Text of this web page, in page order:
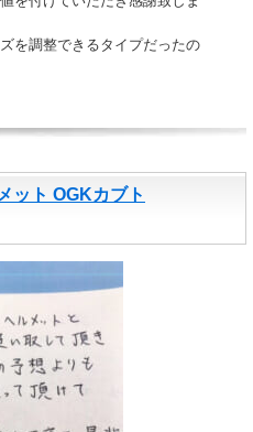
を調整できるタイプだったの
ット OGKカブト